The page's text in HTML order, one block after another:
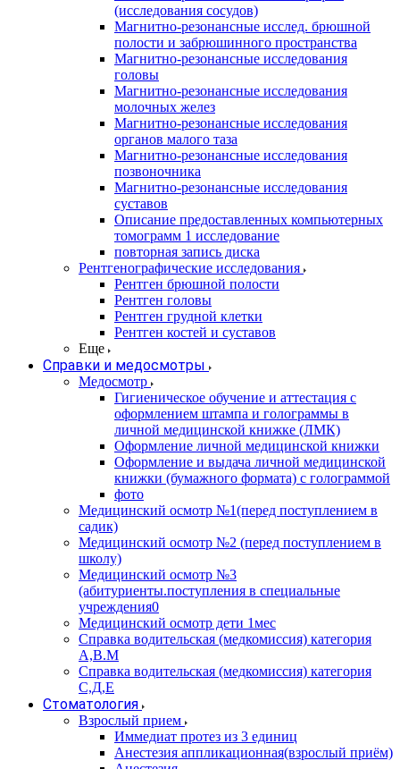
(исследования сосудов)
Магнитно-резонансные исслед. брюшной
полости и забрюшинного пространства
Магнитно-резонансные исследования
головы
Магнитно-резонансные исследования
молочных желез
Магнитно-резонансные исследования
органов малого таза
Магнитно-резонансные исследования
позвоночника
Магнитно-резонансные исследования
суставов
Описание предоставленных компьютерных
томограмм 1 исследование
повторная запись диска
Рентгенографические исследования
Рентген брюшной полости
Рентген головы
Рентген грудной клетки
Рентген костей и суставов
Еще
Справки и медосмотры
Медосмотр
Гигиеническое обучение и аттестация с
оформлением штампа и голограммы в
личной медицинской книжке (ЛМК)
Оформление личной медицинской книжки
Оформление и выдача личной медицинской
книжки (бумажного формата) с голограммой
фото
Медицинский осмотр №1(перед поступлением в
садик)
Медицинский осмотр №2 (перед поступлением в
школу)
Медицинский осмотр №3
(абитуриенты.поступления в специальные
учреждения0
Медицинский осмотр дети 1мес
Справка водительская (медкомиссия) категория
А,В.М
Справка водительская (медкомиссия) категория
С,Д,Е
Стоматология
Взрослый прием
Иммедиат протез из 3 единиц
Анестезия аппликационная(взрослый приём)